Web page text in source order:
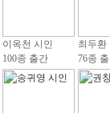
이옥천 시인
100종 출간
최두환
76종